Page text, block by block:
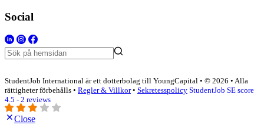
Social
StudentJob International är ett dotterbolag till YoungCapital • © 2026 • Alla
rättigheter förbehålls • Regler & Villkor• Sekretesspolicy StudentJob SE score
4.5 - 2 reviews
Close